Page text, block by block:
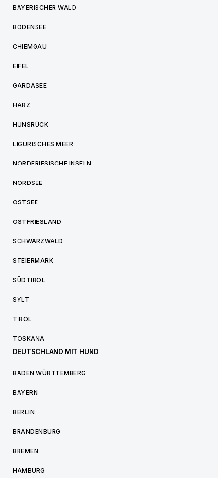
BAYERISCHER WALD
BODENSEE
CHIEMGAU
EIFEL
GARDASEE
HARZ
HUNSRÜCK
LIGURISCHES MEER
NORDFRIESISCHE INSELN
NORDSEE
OSTSEE
OSTFRIESLAND
SCHWARZWALD
STEIERMARK
SÜDTIROL
SYLT
TIROL
TOSKANA
DEUTSCHLAND MIT HUND
BADEN WÜRTTEMBERG
BAYERN
BERLIN
BRANDENBURG
BREMEN
HAMBURG